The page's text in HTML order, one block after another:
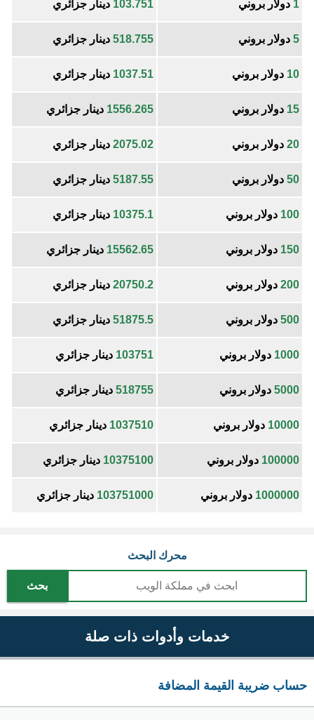
1 دولار بروني 103.751 دينار جزائري
5 دولار بروني 518.755 دينار جزائري
10 دولار بروني 1037.51 دينار جزائري
15 دولار بروني 1556.265 دينار جزائري
20 دولار بروني 2075.02 دينار جزائري
50 دولار بروني 5187.55 دينار جزائري
100 دولار بروني 10375.1 دينار جزائري
150 دولار بروني 15562.65 دينار جزائري
200 دولار بروني 20750.2 دينار جزائري
500 دولار بروني 51875.5 دينار جزائري
1000 دولار بروني 103751 دينار جزائري
5000 دولار بروني 518755 دينار جزائري
10000 دولار بروني 1037510 دينار جزائري
100000 دولار بروني 10375100 دينار جزائري
1000000 دولار بروني 103751000 دينار جزائري
محرك البحث
بحث
خدمات وأدوات ذات صلة
حساب ضريبة القيمة المضافة